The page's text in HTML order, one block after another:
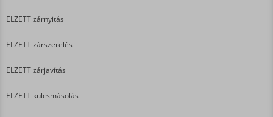
ELZETT zárnyitás
ELZETT zárszerelés
ELZETT zárjavítás
ELZETT kulcsmásolás